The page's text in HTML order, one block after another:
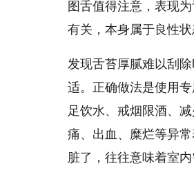
图舌值得注意，表现
有关，本身属于良性状
发现舌苔厚腻难以刮
适。正确做法是使用
足饮水、戒烟限酒、
痛、出血、糜烂等异
脏了，往往意味着室内